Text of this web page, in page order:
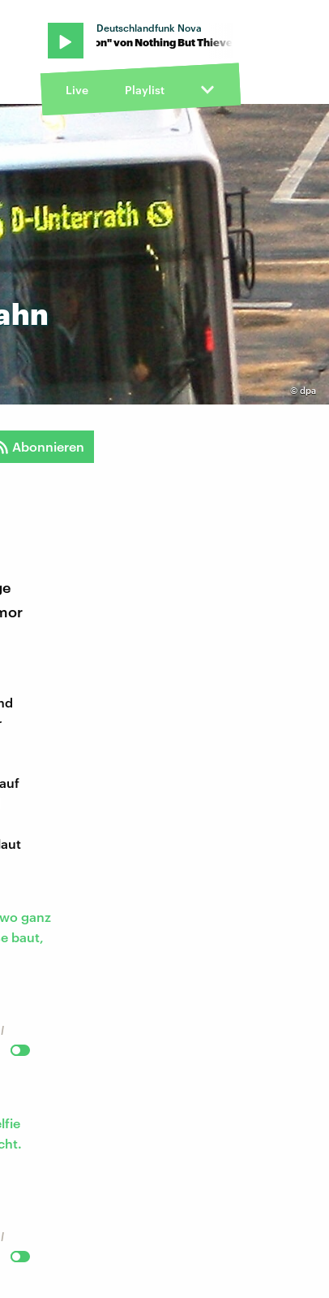
Deutschlandfunk Nova
von Nothing But Thieves · "Evolution" von Nothing
Live Playlist
©dpa
Abonnieren
ganz
baut,